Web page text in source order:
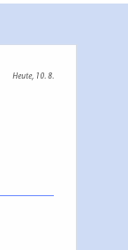
Heute, 10. 8.